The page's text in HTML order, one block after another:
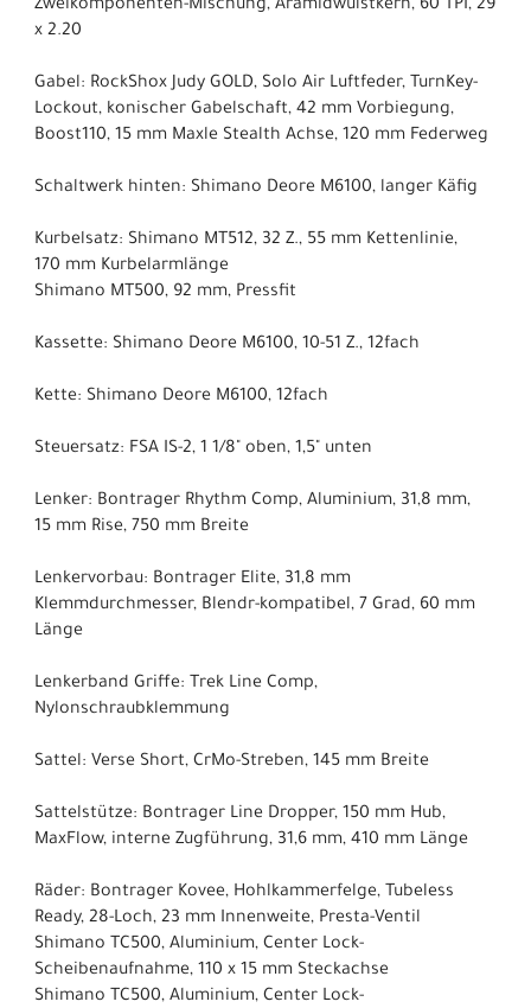
Zweikomponenten-Mischung, Aramidwulstkern, 60 TPI, 29
x 2.20
Gabel: RockShox Judy GOLD, Solo Air Luftfeder, TurnKey-
Lockout, konischer Gabelschaft, 42 mm Vorbiegung,
Boost110, 15 mm Maxle Stealth Achse, 120 mm Federweg
Schaltwerk hinten: Shimano Deore M6100, langer Käfig
Kurbelsatz: Shimano MT512, 32 Z., 55 mm Kettenlinie,
170 mm Kurbelarmlänge
Shimano MT500, 92 mm, Pressfit
Kassette: Shimano Deore M6100, 10-51 Z., 12fach
Kette: Shimano Deore M6100, 12fach
Steuersatz: FSA IS-2, 1 1/8" oben, 1,5" unten
Lenker: Bontrager Rhythm Comp, Aluminium, 31,8 mm,
15 mm Rise, 750 mm Breite
Lenkervorbau: Bontrager Elite, 31,8 mm
Klemmdurchmesser, Blendr-kompatibel, 7 Grad, 60 mm
Länge
Lenkerband Griffe: Trek Line Comp,
Nylonschraubklemmung
Sattel: Verse Short, CrMo-Streben, 145 mm Breite
Sattelstütze: Bontrager Line Dropper, 150 mm Hub,
MaxFlow, interne Zugführung, 31,6 mm, 410 mm Länge
Räder: Bontrager Kovee, Hohlkammerfelge, Tubeless
Ready, 28-Loch, 23 mm Innenweite, Presta-Ventil
Shimano TC500, Aluminium, Center Lock-
Scheibenaufnahme, 110 x 15 mm Steckachse
Shimano TC500, Aluminium, Center Lock-